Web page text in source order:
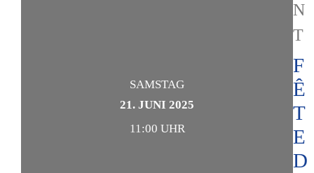
SAMSTAG
21. JUNI 2025
11:00 UHR
F
Ê
T
E
D
N
T